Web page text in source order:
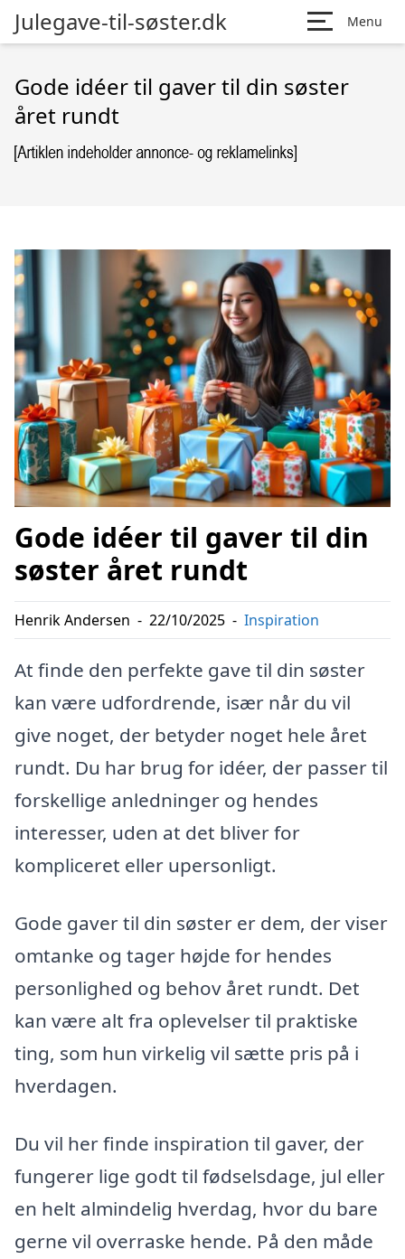
Julegave-til-søster.dk Menu
Gode idéer til gaver til din søster
året rundt
Gode idéer til gaver til din
søster året rundt
Henrik Andersen - 22/10/2025 - Inspiration
At finde den perfekte gave til din søster
kan være udfordrende, især når du vil
give noget, der betyder noget hele året
rundt. Du har brug for idéer, der passer til
forskellige anledninger og hendes
interesser, uden at det bliver for
kompliceret eller upersonligt.
Gode gaver til din søster er dem, der viser
omtanke og tager højde for hendes
personlighed og behov året rundt. Det
kan være alt fra oplevelser til praktiske
ting, som hun virkelig vil sætte pris på i
hverdagen.
Du vil her finde inspiration til gaver, der
fungerer lige godt til fødselsdage, jul eller
en helt almindelig hverdag, hvor du bare
gerne vil overraske hende. På den måde